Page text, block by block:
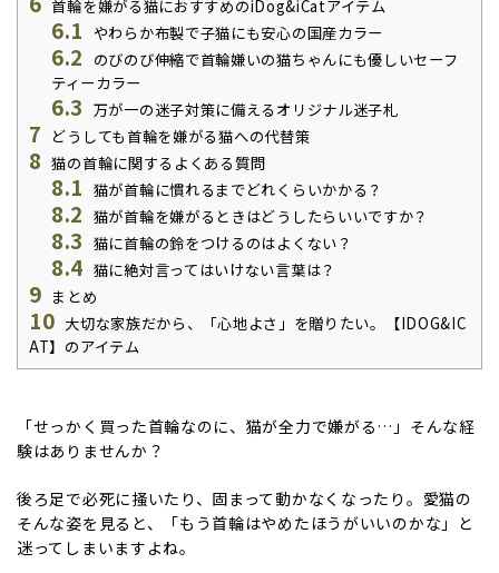
首輪を嫌がる猫におすすめのiDog&iCatアイテム
6.1 やわらか布製で子猫にも安心の国産カラー
6.2
のびのび伸縮で首輪嫌いの猫ちゃんにも優しいセーフ
ティーカラー
6.3 万が一の迷子対策に備えるオリジナル迷子札
7 どうしても首輪を嫌がる猫への代替策
8 猫の首輪に関するよくある質問
8.1 猫が首輪に慣れるまでどれくらいかかる？
8.2 猫が首輪を嫌がるときはどうしたらいいですか？
8.3 猫に首輪の鈴をつけるのはよくない？
8.4 猫に絶対言ってはいけない言葉は？
9 まとめ
10 大切な家族だから、「心地よさ」を贈りたい。【IDOG&IC
AT】のアイテム
「せっかく買った首輪なのに、猫が全力で嫌がる…」そんな経
験はありませんか？
後ろ足で必死に掻いたり、固まって動かなくなったり。愛猫の
そんな姿を見ると、「もう首輪はやめたほうがいいのかな」と
迷ってしまいますよね。